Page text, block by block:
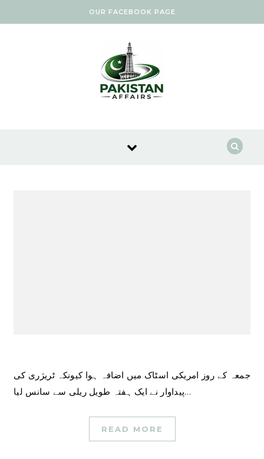
OUR FACEBOOK PAGE
جمعہ کے روز امریکی اسٹاک میں اضافہ ہوا کیونکہ ٹریژری کی
پیداوار نے ایک ہفتہ طویل ریلی سے سانس لیا…
READ MORE